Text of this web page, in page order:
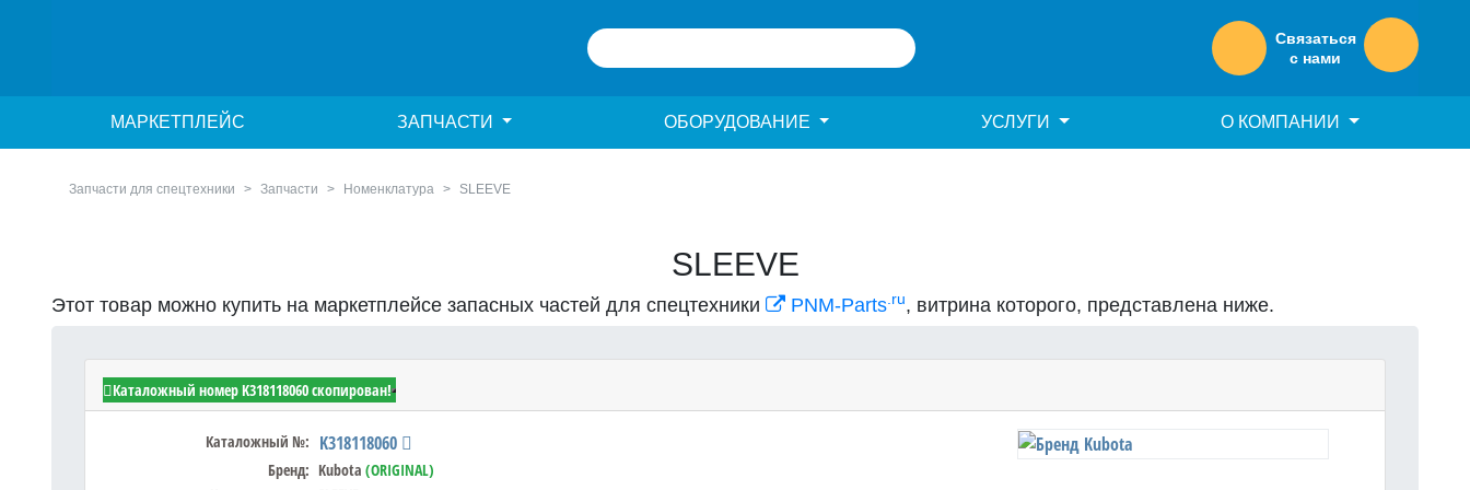
Связаться
с нами
МАРКЕТПЛЕЙС ЗАПЧАСТИ ОБОРУДОВАНИЕ УСЛУГИ О КОМПАНИИ
Запчасти для спецтехники Запчасти Номенклатура SLEEVE
SLEEVE
Этот товар можно купить на маркетплейсе запасных частей для спецтехники PNM-Parts.ru, витрина которого, представлена ниже.
Kubota K318118060 - SLEEVE
Каталожный №: K318118060
Бренд: Kubota (ORIGINAL)
Каталожный номер K318118060 скопирован!